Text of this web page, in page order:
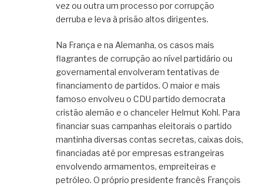
vez ou outra um processo por corrupção
derruba e leva à prisão altos dirigentes.
Na França e na Alemanha, os casos mais
flagrantes de corrupção ao nível partidário ou
governamental envolveram tentativas de
financiamento de partidos. O maior e mais
famoso envolveu o CDU partido democrata
cristão alemão e o chanceler Helmut Kohl. Para
financiar suas campanhas eleitorais o partido
mantinha diversas contas secretas, caixas dois,
financiadas até por empresas estrangeiras
envolvendo armamentos, empreiteiras e
petróleo. O próprio presidente francês François